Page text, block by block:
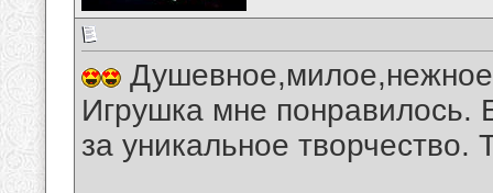
Игрушка мне понравилось.
за уникальное